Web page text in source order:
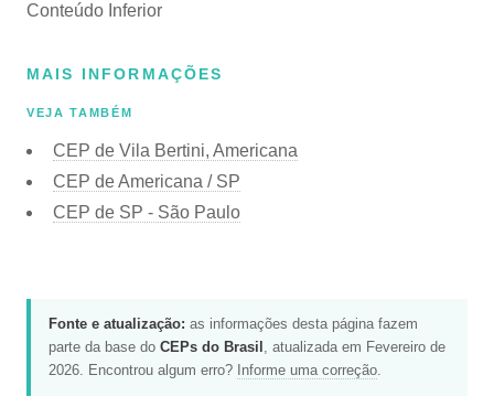
Conteúdo Inferior
MAIS INFORMAÇÕES
VEJA TAMBÉM
CEP de Vila Bertini, Americana
CEP de Americana / SP
CEP de SP - São Paulo
Fonte e atualização: as informações desta página fazem
parte da base do CEPs do Brasil , atualizada em Fevereiro de
2026. Encontrou algum erro? Informe uma correção.